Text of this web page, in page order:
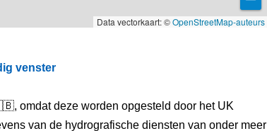
Data vectorkaart: ©OpenStreetMap-auteurs
venster
omdat deze worden opgesteld door het UK
van de hydrografische diensten van onder meer